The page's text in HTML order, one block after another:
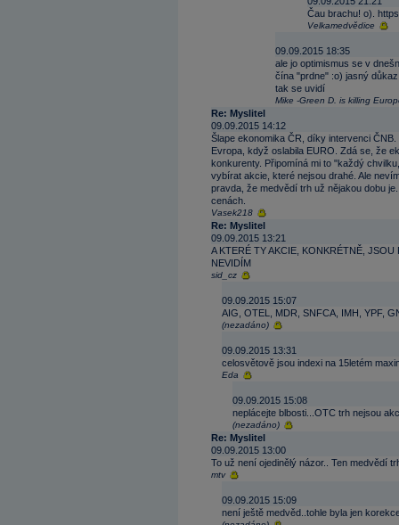
Čau brachu! o).
Velkamedvědice
09.09.2015 18:35
ale jo optimismus se v
čína "prdne" :o) jasný
tak se uvidí
Mike -Green D. is killing
Re: Myslitel
09.09.2015 14:12
Šlape ekonomika ČR, díky intervenci
Evropa, když oslabila EURO. Zdá se, že
konkurenty. Připomíná mi to "každý
vybírat akcie, které nejsou drahé. Ale
pravda, že medvědí trh už nějakou dobu
cenách.
Vasek218
Re: Myslitel
09.09.2015 13:21
A KTERÉ TY AKCIE, KONKRÉTNĚ,
NEVIDÍM
sid_cz
09.09.2015 15:07
AIG, OTEL, MDR, SNFCA, IMH, YPF,
(nezadáno)
09.09.2015 13:31
celosvětově jsou indexi na 15letém
Eda
09.09.2015 15:08
neplácejte blbosti...OTC trh nejsou
(nezadáno)
Re: Myslitel
09.09.2015 13:00
To už není ojedinělý názor.. Ten medvědí
mtv
09.09.2015 15:09
není ještě medvěd..tohle byla jen